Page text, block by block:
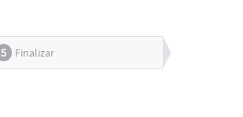
5 Finalizar